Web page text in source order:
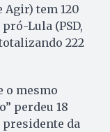
Agir) tem 120
Lula (PSD,
222
o mesmo
perdeu 18
presidente da